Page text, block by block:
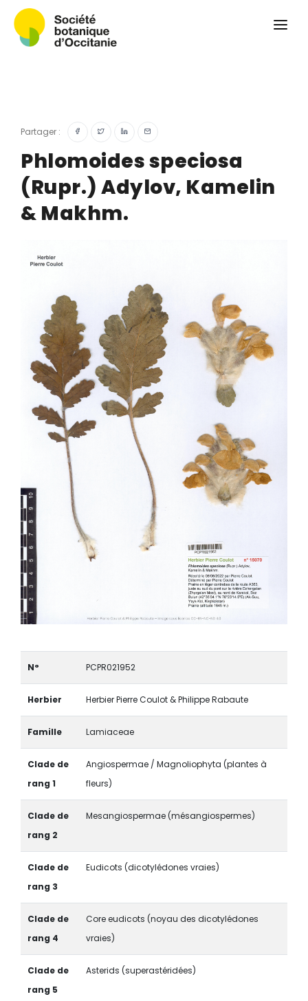
Herbier PCPR
Ressources
Actualités et calendrier
Partager :
Phlomoides speciosa
(Rupr.) Adylov, Kamelin
& Makhm.
N° PCPR021952
Herbier Herbier Pierre Coulot & Philippe Rabaute
Famille Lamiaceae
Clade de
rang 1
Angiospermae / Magnoliophyta (plantes à
fleurs)
Clade de
rang 2
Mesangiospermae (mésangiospermes)
Clade de
rang 3
Eudicots (dicotylédones vraies)
Clade de
rang 4
Core eudicots (noyau des dicotylédones
vraies)
Clade de
rang 5
Asterids (superastéridées)